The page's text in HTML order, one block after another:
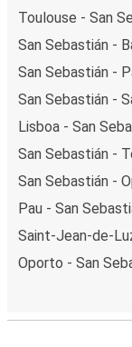
Toulouse - San
San Sebastián -
San Sebastián -
San Sebastián -
Lisboa - San
San Sebastián -
San Sebastián -
Pau - San
Saint-Jean-de-
Oporto - San